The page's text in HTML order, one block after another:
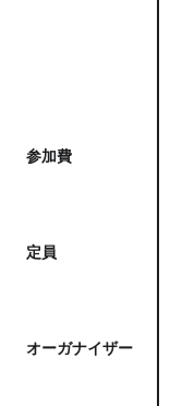
参加費
定員
オーガナイザー